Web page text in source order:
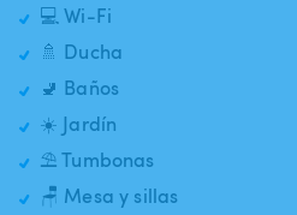
💻 Wi-Fi
🚿 Ducha
🚽 Baños
☀️ Jardín
⛱️ Tumbonas
🪑 Mesa y sillas